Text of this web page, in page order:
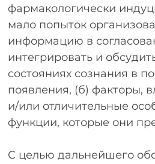
фармакологически
мало попыток
информацию в
интегрировать и
состояниях сознания в
появления, (б) факторы,
и/или отличительные
функции, которые они
С целью дальнейшего